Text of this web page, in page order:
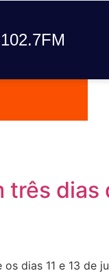
SUL
dias
dias 11 e 13